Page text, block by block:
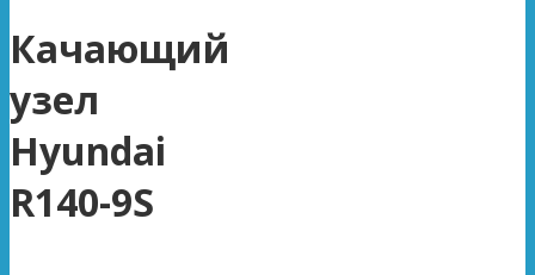
Качающий
узел
Hyundai
R140-9S